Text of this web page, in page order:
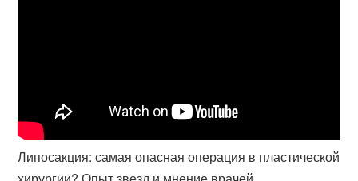
Липосакция: самая опасная операция в пластической